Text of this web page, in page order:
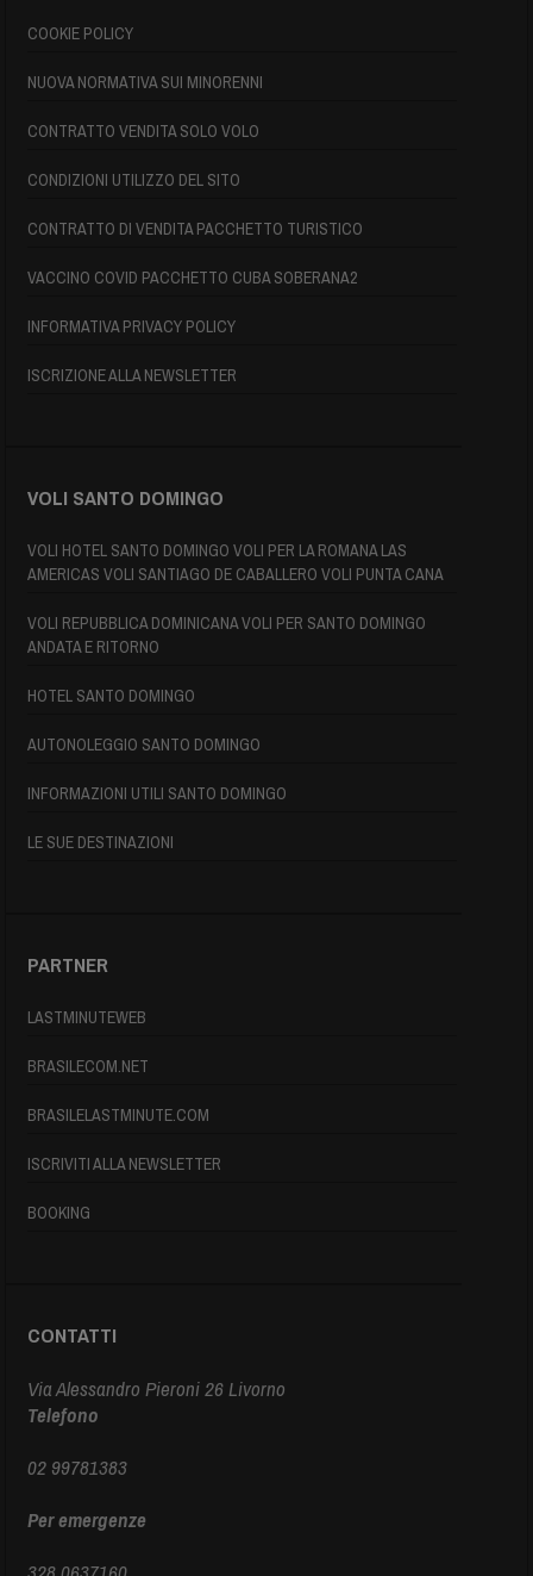
COOKIE POLICY
NUOVA NORMATIVA SUI MINORENNI
CONTRATTO VENDITA SOLO VOLO
CONDIZIONI UTILIZZO DEL SITO
CONTRATTO DI VENDITA PACCHETTO TURISTICO
VACCINO COVID PACCHETTO CUBA SOBERANA2
INFORMATIVA PRIVACY POLICY
ISCRIZIONE ALLA NEWSLETTER
VOLI SANTO DOMINGO
VOLI HOTEL SANTO DOMINGO VOLI PER LA ROMANA LAS
AMERICAS VOLI SANTIAGO DE CABALLERO VOLI PUNTA CANA
VOLI REPUBBLICA DOMINICANA VOLI PER SANTO DOMINGO
ANDATA E RITORNO
HOTEL SANTO DOMINGO
AUTONOLEGGIO SANTO DOMINGO
INFORMAZIONI UTILI SANTO DOMINGO
LE SUE DESTINAZIONI
PARTNER
LASTMINUTEWEB
BRASILECOM.NET
BRASILELASTMINUTE.COM
ISCRIVITI ALLA NEWSLETTER
BOOKING
CONTATTI
Via Alessandro Pieroni 26 Livorno
Telefono
02 99781383
Per emergenze